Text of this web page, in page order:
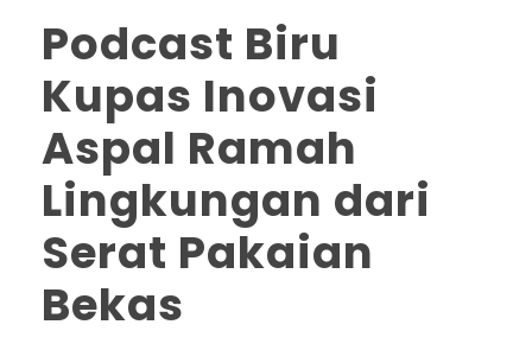
Podcast Biru
Kupas Inovasi
Aspal Ramah
Lingkungan dari
Serat Pakaian
Bekas